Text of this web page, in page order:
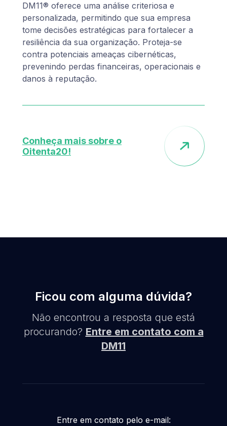
DM11® oferece uma análise criteriosa e
personalizada, permitindo que sua empresa
tome decisões estratégicas para fortalecer a
resiliência da sua organização. Proteja-se
contra potenciais ameaças cibernéticas,
prevenindo perdas financeiras, operacionais e
danos à reputação.
Conheça mais sobre o
Oitenta20!
Ficou com alguma dúvida?
Não encontrou a resposta que está
procurando? Entre em contato com a
DM11
Entre em contato pelo e-mail: